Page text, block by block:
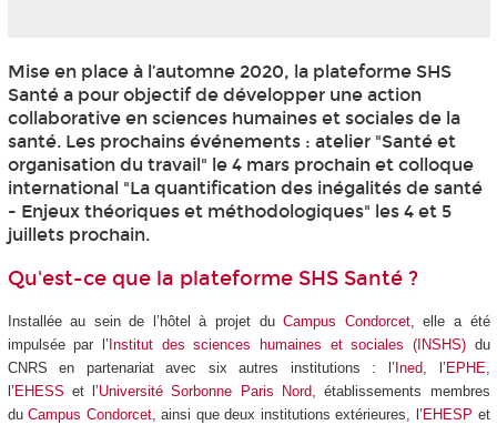
Mise en place à l’automne 2020, la plateforme SHS
Santé a pour objectif de développer une action
collaborative en sciences humaines et sociales de la
santé. Les prochains événements : atelier "Santé et
organisation du travail" le 4 mars prochain et colloque
international "La quantification des inégalités de santé
- Enjeux théoriques et méthodologiques" les 4 et 5
juillets prochain.
Qu'est-ce que la plateforme SHS Santé ?
Installée au sein de l’hôtel à projet duCampus Condorcet, elle a été
impulsée par l’ Institut des sciences humaines et sociales (INSHS)du
CNRS en partenariat avec six autres institutions : l’ Ined, l’ EPHE,
l’ EHESS et l’Université Sorbonne Paris Nord, établissements membres
duCampus Condorcet, ainsi que deux institutions extérieures, l’ EHESP et